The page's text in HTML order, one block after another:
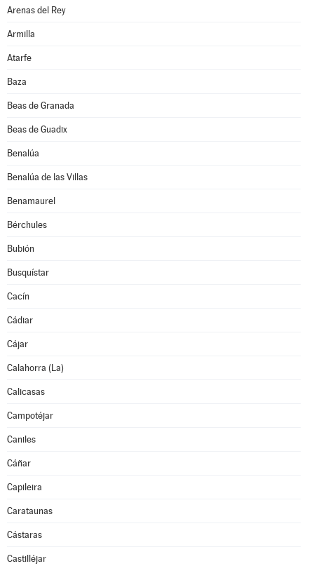
Arenas del Rey
Armilla
Atarfe
Baza
Beas de Granada
Beas de Guadix
Benalúa
Benalúa de las Villas
Benamaurel
Bérchules
Bubión
Busquístar
Cacín
Cádiar
Cájar
Calahorra (La)
Calicasas
Campotéjar
Caniles
Cáñar
Capileira
Carataunas
Cástaras
Castilléjar